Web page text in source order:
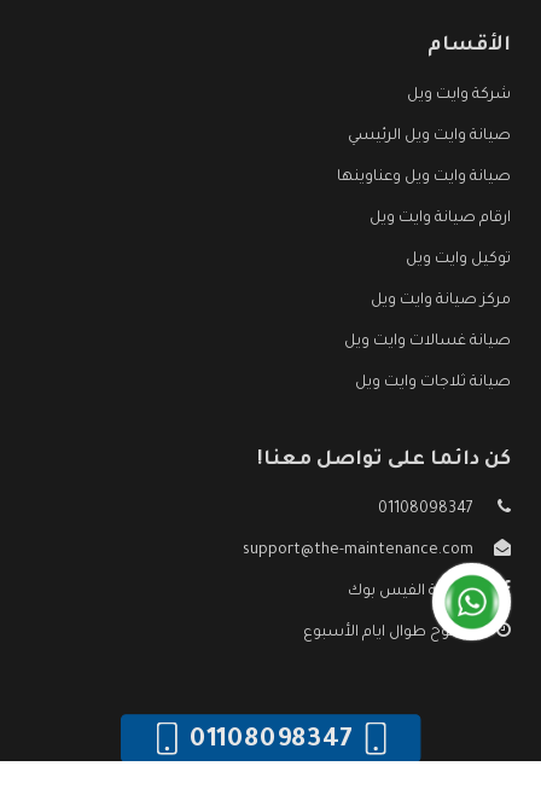
الأقسام
شركة وايت ويل
صيانة وايت ويل الرئيسي
صيانة وايت ويل وعناوينها
ارقام صيانة وايت ويل
توكيل وايت ويل
مركز صيانة وايت ويل
صيانة غسالات وايت ويل
صيانة ثلاجات وايت ويل
كن دائما على تواصل معنا!
01108098347
support@the-maintenance.com
صفحة الفيس بوك
مفتوح طوال ايام الأسبوع
01108098347